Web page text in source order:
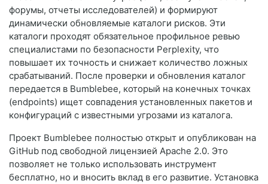
форумы, отчеты исследователей) и формируют
динамически обновляемые каталоги рисков. Эти
каталоги проходят обязательное профильное ревью
специалистами по безопасности Perplexity, что
повышает их точность и снижает количество ложных
срабатываний. После проверки и обновления каталог
передается в Bumblebee, который на конечных точках
(endpoints) ищет совпадения установленных пакетов и
конфигураций с известными угрозами из каталога.
Проект Bumblebee полностью открыт и опубликован на
GitHub под свободной лицензией Apache 2.0. Это
позволяет не только использовать инструмент
бесплатно, но и вносить вклад в его развитие. Установка